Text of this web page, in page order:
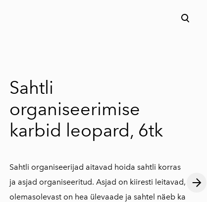
Sahtli
organiseerimise
karbid leopard, 6tk
Sahtli organiseerijad aitavad hoida sahtli korras
ja asjad organiseeritud. Asjad on kiiresti leitavad,
olemasolevast on hea ülevaade ja sahtel näeb ka